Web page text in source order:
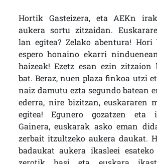
Hortik Gasteizera, eta AEKn
aukera sortu zitzaidan.
lan egitea? Zelako abentura!
espero honaino ekarri
haizeak! Ezetz esan ezin zitzaion
bat. Beraz, nuen plaza finkoa utzi
naiz damutu ezta segundo batean
ederra, nire bizitzan, euskararen
egitea! Egunero gozatzen eta
Gainera, euskarak asko eman
zerbait itzultzeko aukera daukat.
badaukat aukera ikasleei